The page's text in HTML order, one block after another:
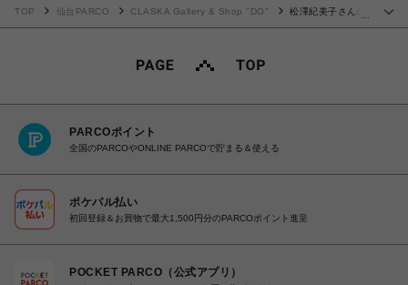
…
TOP 仙台PARCO CLASKA Gallery & Shop "DO"
松澤紀美子さんの
PARCOポイント
全国のPARCOやONLINE PARCOで貯まる＆使える
ポケパル払い
初回登録＆お買物で最大1,500円分のPARCOポイント進呈
POCKET PARCO（公式アプリ）